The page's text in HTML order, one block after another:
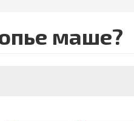
маше?